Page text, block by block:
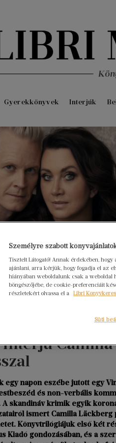
Gyerekkönyvek Interjúk
felépíteni
egy napon eszébe jutott egy
és non-verbális
skandináv krimik egyik
ismert Camilla Läckberg
Könyvtrilógiájuk első két
Kiadó gondozásában, és a
Személyre szabott
Tisztelt Látogató! Annak érdekében,
ajánlani, arra kérjük, hogy fogadja el az
hiányában weboldalunk csak a weboldal
böngészőjébe, de cookie-preferenciáit
részletekért olvassa el a Libri
Süti